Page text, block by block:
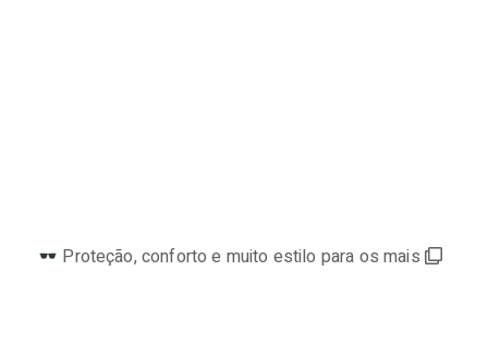
Proteção, conforto e muito estilo para os mais